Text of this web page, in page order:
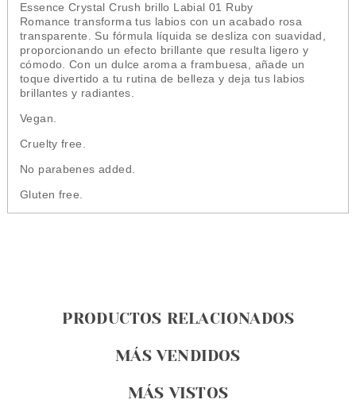
Essence Crystal Crush brillo Labial 01 Ruby
Romance transforma tus labios con un acabado rosa
transparente. Su fórmula líquida se desliza con suavidad,
proporcionando un efecto brillante que resulta ligero y
cómodo. Con un dulce aroma a frambuesa, añade un
toque divertido a tu rutina de belleza y deja tus labios
brillantes y radiantes.
Vegan.
Cruelty free.
No parabenes added.
Gluten free.
PRODUCTOS RELACIONADOS
MÁS VENDIDOS
MÁS VISTOS